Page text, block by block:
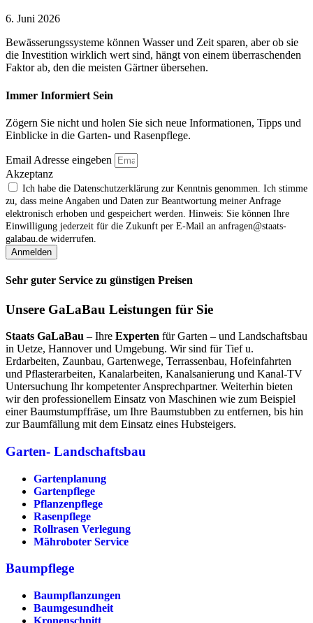
6. Juni 2026
Bewässerungssysteme können Wasser und Zeit sparen, aber ob sie
die Investition wirklich wert sind, hängt von einem überraschenden
Faktor ab, den die meisten Gärtner übersehen.
Immer Informiert Sein
Zögern Sie nicht und holen Sie sich neue Informationen, Tipps und
Einblicke in die Garten- und Rasenpflege.
Email Adresse eingeben
Akzeptanz
Ich habe die Datenschutzerklärung zur Kenntnis genommen. Ich stimme
zu, dass meine Angaben und Daten zur Beantwortung meiner Anfrage
elektronisch erhoben und gespeichert werden. Hinweis: Sie können Ihre
Einwilligung jederzeit für die Zukunft per E‑Mail an anfragen@staats-
galabau.de widerrufen.
Anmelden
Sehr guter Service zu günstigen Preisen
Unsere GaLaBau Leistungen für Sie
Staats GaLaBau – Ihre Experten für Garten – und Landschaftsbau
in Uetze, Hannover und Umgebung. Wir sind für Tief u.
Erdarbeiten, Zaunbau, Gartenwege, Terrassenbau, Hofeinfahrten
und Pflasterarbeiten, Kanalarbeiten, Kanalsanierung und Kanal-TV
Untersuchung Ihr kompetenter Ansprechpartner. Weiterhin bieten
wir den professionellem Einsatz von Maschinen wie zum Beispiel
einer Baumstumpffräse, um Ihre Baumstubben zu entfernen, bis hin
zur Baumfällung mit dem Einsatz eines Hubsteigers.
Garten- Landschaftsbau
Gartenplanung
Gartenpflege
Pflanzenpflege
Rasenpflege
Rollrasen Verlegung
Mähroboter Service
Baumpflege
Baumpflanzungen
Baumgesundheit